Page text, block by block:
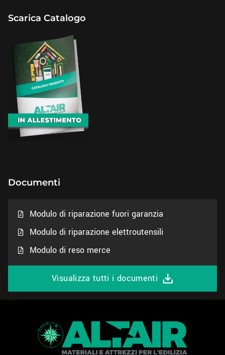
Scarica Catalogo
Documenti
Modulo di riparazione fuori garanzia
Modulo di riparazione elettroutensili
Modulo di reso merce
Visualizza tutti i documenti